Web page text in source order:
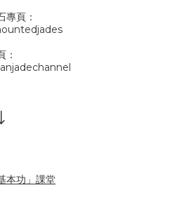
專頁：
：
本功」課堂